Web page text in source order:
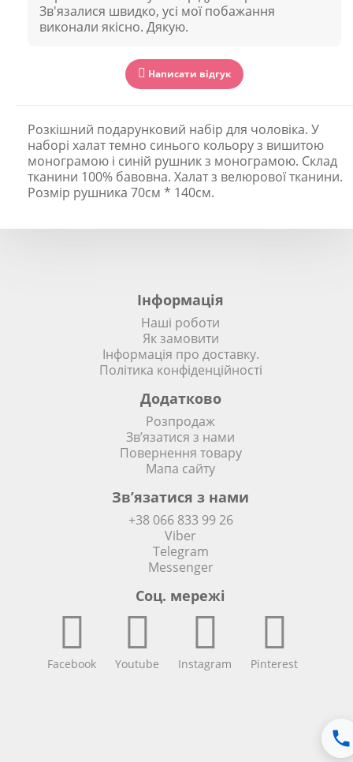
Зв'язалися швидко, усі мої побажання
виконали якісно. Дякую.
Написати відгук
Розкішний подарунковий набір для чоловіка. У
наборі халат темно синього кольору з вишитою
монограмою і синій рушник з монограмою. Склад
тканини 100% бавовна. Халат з велюрової тканини.
Розмір рушника 70см * 140см.
Інформація
Наші роботи
Як замовити
Інформація про доставку.
Політика конфіденційності
Додатково
Розпродаж
Зв’язатися з нами
Повернення товару
Мапа сайту
Зв’язатися з нами
+38 066 833 99 26
Viber
Telegram
Messenger
Соц. мережi
Facebook Youtube Instagram Pinterest